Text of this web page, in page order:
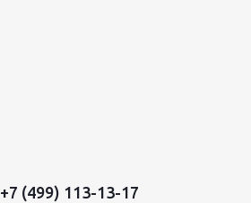
+7 (499) 113-13-17